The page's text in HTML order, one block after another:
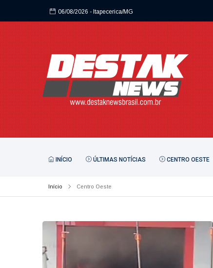
06/08/2026 - Itapecerica/MG
INÍCIO ÚLTIMAS NOTÍCIAS CENTRO OESTE
Início Centro Oeste